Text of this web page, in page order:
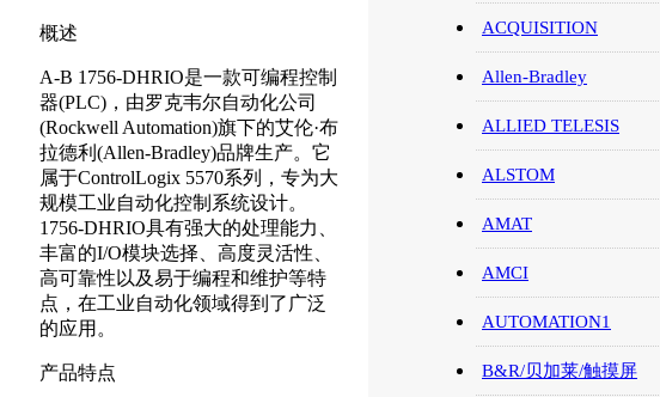
概述
A-B 1756-DHRIO是一款可编程控制
器(PLC)，由罗克韦尔自动化公司
(Rockwell Automation)旗下的艾伦·布
拉德利(Allen-Bradley)品牌生产。它
属于ControlLogix 5570系列，专为大
规模工业自动化控制系统设计。
1756-DHRIO具有强大的处理能力、
丰富的I/O模块选择、高度灵活性、
高可靠性以及易于编程和维护等特
点，在工业自动化领域得到了广泛
的应用。
产品特点
ACQUISITION
Allen-Bradley
ALLIED TELESIS
ALSTOM
AMAT
AMCI
AUTOMATION1
B&R/贝加莱/触摸屏